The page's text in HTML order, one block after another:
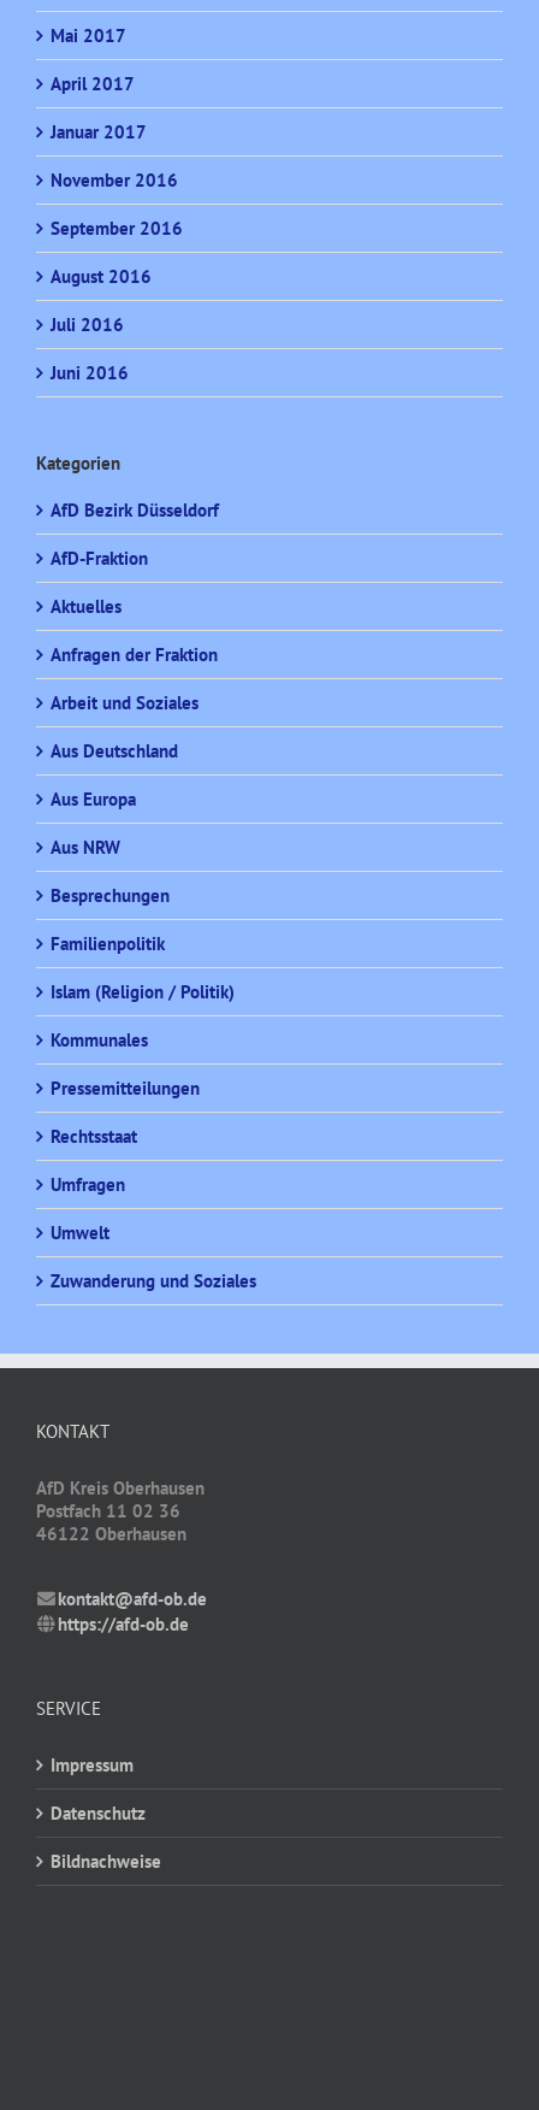
Mai 2017
April 2017
Januar 2017
November 2016
September 2016
August 2016
Juli 2016
Juni 2016
Kategorien
AfD Bezirk Düsseldorf
AfD-Fraktion
Aktuelles
Anfragen der Fraktion
Arbeit und Soziales
Aus Deutschland
Aus Europa
Aus NRW
Besprechungen
Familienpolitik
Islam (Religion / Politik)
Kommunales
Pressemitteilungen
Rechtsstaat
Umfragen
Umwelt
Zuwanderung und Soziales
KONTAKT
AfD Kreis Oberhausen
Postfach 11 02 36
46122 Oberhausen
kontakt@afd-ob.de
https://afd-ob.de
SERVICE
Impressum
Datenschutz
Bildnachweise